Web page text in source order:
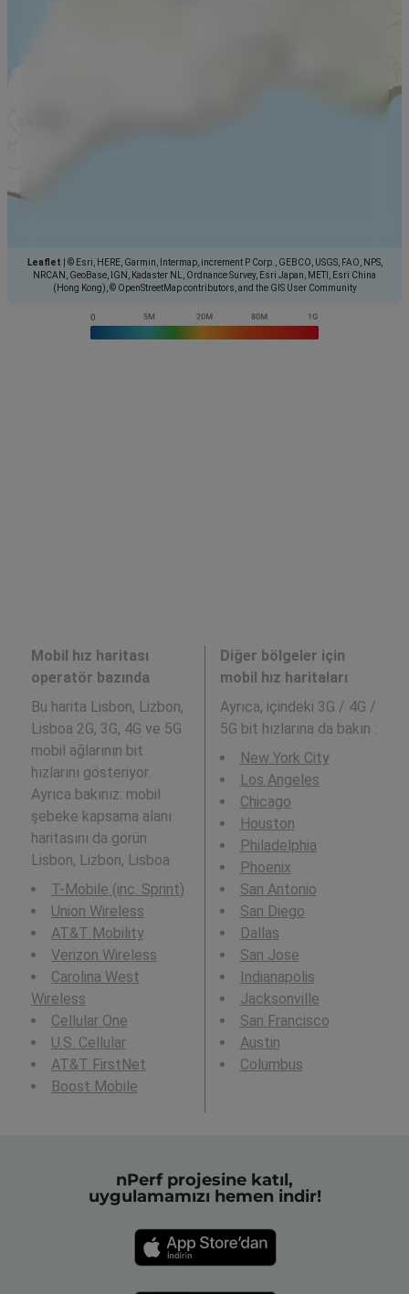
Leaflet
© Esri, HERE, Garmin, Intermap, increment P Corp., GEBCO, USGS, FAO, NPS,
NRCAN, GeoBase, IGN, Kadaster NL, Ordnance Survey, Esri Japan, METI, Esri China
(Hong Kong), © OpenStreetMap contributors, and the GIS User Community
Mobil hız haritası
operatör bazında
Bu harita Lisbon, Lizbon,
Lisboa 2G, 3G, 4G ve 5G
mobil ağlarının bit
hızlarını gösteriyor.
Ayrıca bakınız: mobil
şebeke kapsama alanı
haritasını da görün
Lisbon, Lizbon, Lisboa
T-Mobile (inc. Sprint)
Union Wireless
AT&T Mobility
Verizon Wireless
Carolina West
Wireless
Cellular One
U.S. Cellular
AT&T FirstNet
Boost Mobile
Diğer bölgeler için
mobil hız haritaları
Ayrıca, içindeki 3G / 4G /
5G bit hızlarına da bakın :
New York City
Los Angeles
Chicago
Houston
Philadelphia
Phoenix
San Antonio
San Diego
Dallas
San Jose
Indianapolis
Jacksonville
San Francisco
Austin
Columbus
nPerf projesine katıl,
uygulamamızı hemen indir!